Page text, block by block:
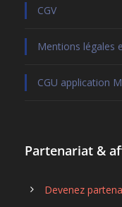
CGV
Mentions légales
CGU application
Partenariat &
Devenez